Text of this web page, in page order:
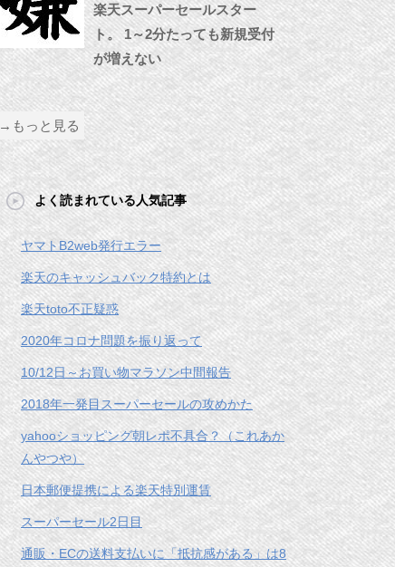
楽天スーパーセールスター
ト。 1～2分たっても新規受付
が増えない
→もっと見る
よく読まれている人気記事
ヤマトB2web発行エラー
楽天のキャッシュバック特約とは
楽天toto不正疑惑
2020年コロナ問題を振り返って
10/12日～お買い物マラソン中間報告
2018年一発目スーパーセールの攻めかた
yahooショッピング朝レポ不具合？（これあか
んやつや）
日本郵便提携による楽天特別運賃
スーパーセール2日目
通販・ECの送料支払いに「抵抗感がある」は8